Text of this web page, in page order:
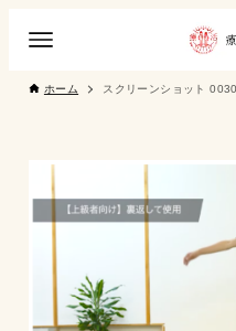
ホーム スクリーンショット